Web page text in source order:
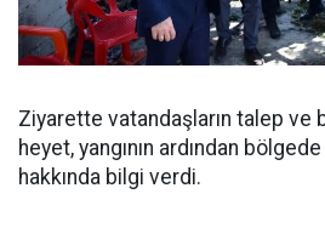
Ziyarette vatandaşların talep ve
heyet, yangının ardından
hakkında bilgi verdi.